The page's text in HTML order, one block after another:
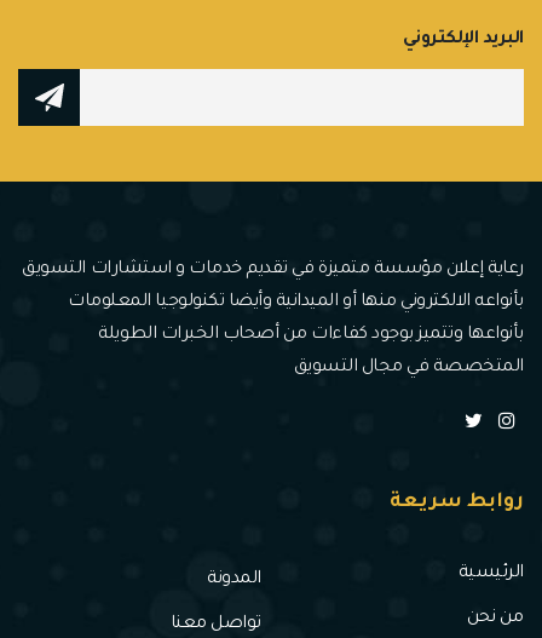
البريد الإلكتروني
رعاية إعلان مؤسسة متميزة في تقديم خدمات و استشارات التسويق
بأنواعه الالكتروني منها أو الميدانية وأيضا تكنولوجيا المعلومات
بأنواعها وتتميز بوجود كفاءات من أصحاب الخبرات الطويلة
المتخصصة في مجال التسويق
روابط سريعة
الرئيسية
من نحن
المدونة
تواصل معنا